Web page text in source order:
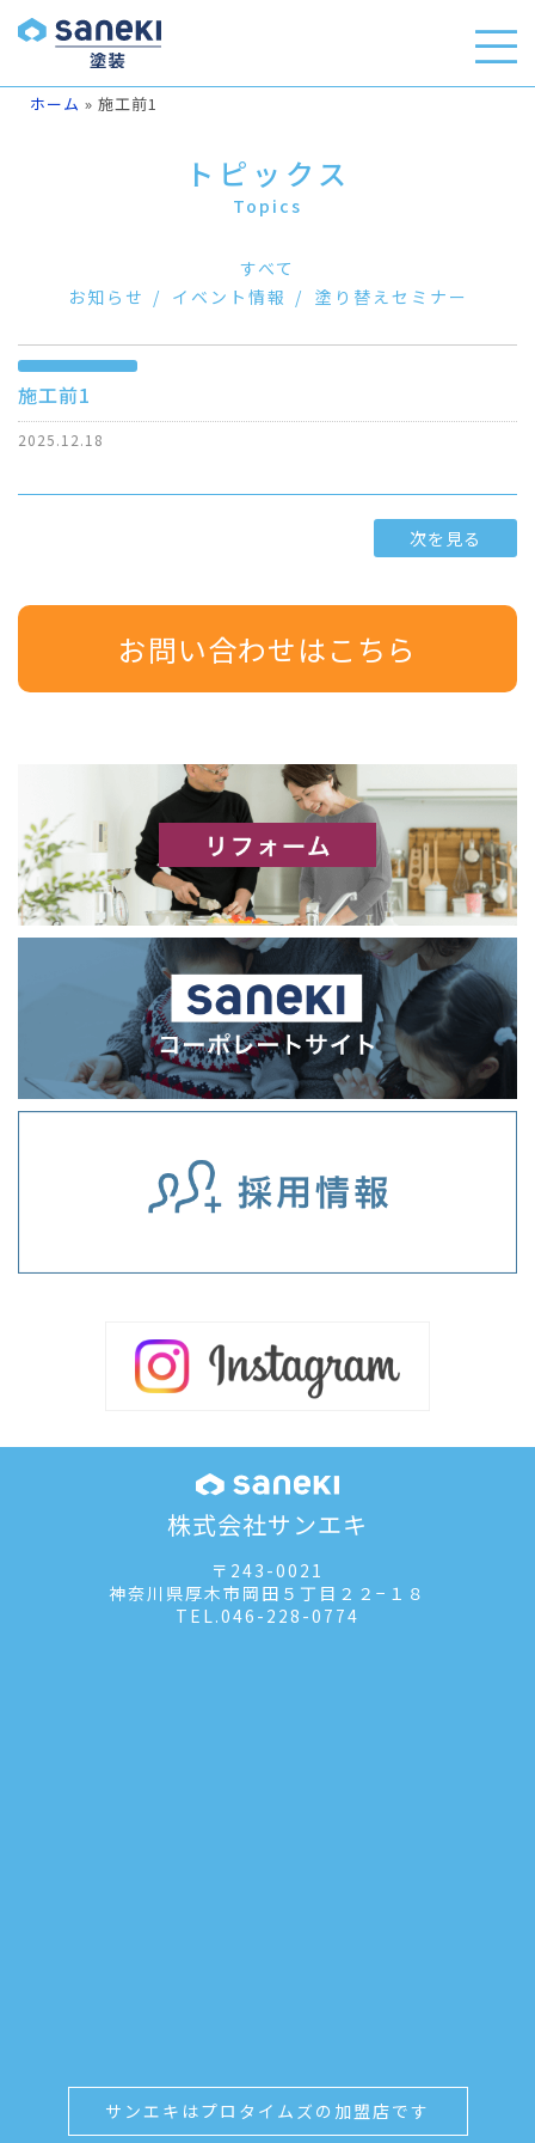
ホーム » 施工前1
トピックス
Topics
すべて
お知らせ
イベント情報 塗り替えセミナー
施工前1
2025.12.18
次を見る
お問い合わせはこちら
株式会社サンエキ
〒243-0021
神奈川県厚木市岡田５丁目２２−１８
TEL.046-228-0774
サンエキはプロタイムズの加盟店です